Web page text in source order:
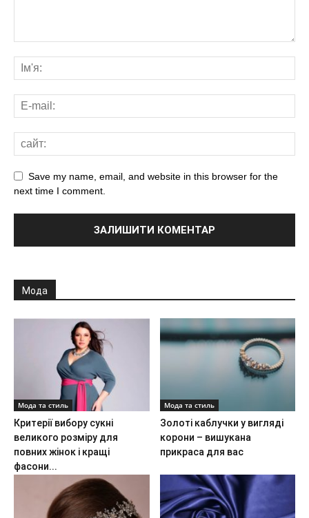
Save my name, email, and website in this browser for the
next time I comment.
Мода
Мода та стиль
Критерії вибору сукні
великого розміру для
повних жінок і кращі
фасони...
Мода та стиль
Золоті каблучки у вигляді
корони – вишукана
прикраса для вас